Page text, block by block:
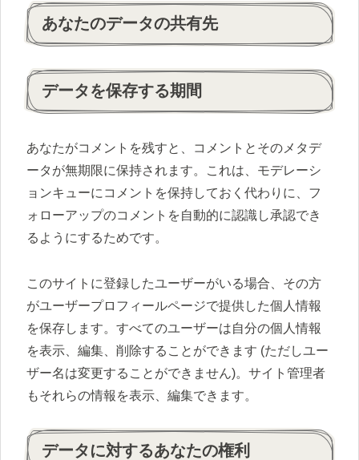
あなたのデータの共有先
データを保存する期間
あなたがコメントを残すと、コメントとそのメタデ
ータが無期限に保持されます。これは、モデレーシ
ョンキューにコメントを保持しておく代わりに、フ
ォローアップのコメントを自動的に認識し承認でき
るようにするためです。
このサイトに登録したユーザーがいる場合、その方
がユーザープロフィールページで提供した個人情報
を保存します。すべてのユーザーは自分の個人情報
を表示、編集、削除することができます (ただしユー
ザー名は変更することができません)。サイト管理者
もそれらの情報を表示、編集できます。
データに対するあなたの権利